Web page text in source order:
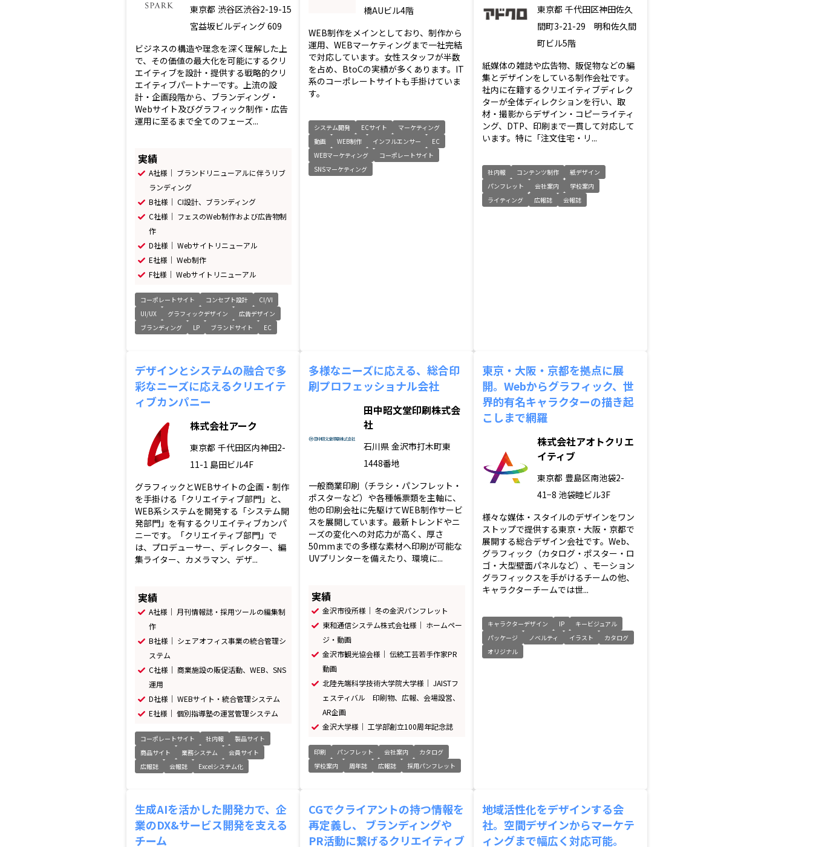
東京都 渋谷区渋谷2-19-15
宮益坂ビルディング 609
ビジネスの構造や理念を深く理解した上
で、その価値の最大化を可能にするクリ
エイティブを設計・提供する戦略的クリ
エイティブパートナーです。上流の設
計・企画段階から、ブランディング・
Webサイト及びグラフィック制作・広告
運用に至るまで全てのフェーズ...
実績
A社様｜ ブランドリニューアルに伴うリブ
ランディング
B社様｜ CI設計、ブランディング
C社様｜ フェスのWeb制作および広告物制
作
D社様｜ Webサイトリニューアル
E社様｜ Web制作
F社様｜ Webサイトリニューアル
コーポレートサイト コンセプト設計
CI/VI
UI/UX
グラフィックデザイン
広告デザイン
ブランディング
LP ブランドサイト EC
橋AUビル4階
WEB制作をメインとしており、制作から
運用、WEBマーケティングまで一社完結
で対応しています。女性スタッフが半数
を占め、BtoCの実績が多くあります。IT
系のコーポレートサイトも手掛けていま
す。
システム開発 ECサイト
マーケティング
動画
WEB制作 インフルエンサー
EC
WEBマーケティング
コーポレートサイト
SNSマーケティング
東京都 千代田区神田佐久
間町3-21-29 明和佐久間
町ビル5階
紙媒体の雑誌や広告物、販促物などの編
集とデザインをしている制作会社です。
社内に在籍するクリエイティブディレク
ターが全体ディレクションを行い、取
材・撮影からデザイン・コピーライティ
ング、DTP、印刷まで一貫して対応して
います。特に「注文住宅・リ...
社内報 コンテンツ制作
紙デザイン
パンフレット
会社案内
学校案内
ライティング
広報誌 会報誌
デザインとシステムの融合で多
彩なニーズに応えるクリエイテ
ィブカンパニー
株式会社アーク
東京都 千代田区内神田2-
11-1 島田ビル4F
グラフィックとWEBサイトの企画・制作
を手掛ける「クリエイティブ部門」と、
WEB系システムを開発する「システム開
発部門」を有するクリエイティブカンパ
ニーです。「クリエイティブ部門」で
は、プロデューサー、ディレクター、編
集ライター、カメラマン、デザ...
実績
A社様｜ 月刊情報誌・採用ツールの編集制
作
B社様｜ シェアオフィス事業の統合管理シ
ステム
C社様｜ 商業施設の販促活動、WEB、SNS
運用
D社様｜ WEBサイト・統合管理システム
E社様｜ 個別指導塾の運営管理システム
コーポレートサイト 社内報
製品サイト
商品サイト
業務システム
会員サイト
広報誌
会報誌 Excelシステム化
多様なニーズに応える、総合印
刷プロフェッショナル会社
田中昭文堂印刷株式会
社
石川県 金沢市打木町東
1448番地
一般商業印刷（チラシ・パンフレット・
ポスターなど）や各種帳票類を主軸に、
他の印刷会社に先駆けてWEB制作サービ
スを展開しています。最新トレンドやニ
ーズの変化への対応力が高く、厚さ
50mmまでの多様な素材へ印刷が可能な
UVプリンターを備えたり、環境に...
実績
金沢市役所様｜ 冬の金沢パンフレット
東和通信システム株式会社様｜ ホームペー
ジ・動画
金沢市観光協会様｜ 伝統工芸若手作家PR
動画
北陸先端科学技術大学院大学様｜ JAISTフ
ェスティバル 印刷物、広報、会場設営、
AR企画
金沢大学様｜ 工学部創立100周年記念誌
印刷 パンフレット 会社案内
カタログ
学校案内
周年誌 広報誌 採用パンフレット
東京・大阪・京都を拠点に展
開。Webからグラフィック、世
界的有名キャラクターの描き起
こしまで網羅
株式会社アオトクリエ
イティブ
東京都 豊島区南池袋2-
41−8 池袋睦ビル3F
様々な媒体・スタイルのデザインをワン
ストップで提供する東京・大阪・京都で
展開する総合デザイン会社です。Web、
グラフィック（カタログ・ポスター・ロ
ゴ・大型壁面パネルなど）、モーション
グラフィックスを手がけるチームの他、
キャラクターチームでは世...
キャラクターデザイン IP
キービジュアル
パッケージ
ノベルティ イラスト
カタログ
オリジナル
生成AIを活かした開発力で、企
業のDX&サービス開発を支える
チーム
CGでクライアントの持つ情報を
再定義し、 ブランディングや
PR活動に繋げるクリエイティブ
地域活性化をデザインする会
社。空間デザインからマーケテ
ィングまで幅広く対応可能。